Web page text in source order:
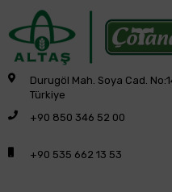
Durugöl Mah. Soya Cad.
Türkiye
+90 850 346 52 00
+90 535 662 13 53